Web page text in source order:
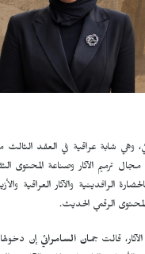
وهي شابة عراقية في العقد الثالث
ترميم الآثار وصناعة المحتوى
الرافدينية والآثار العراقية
الرقمي الحديث.
قالت جمان السامرائي إن